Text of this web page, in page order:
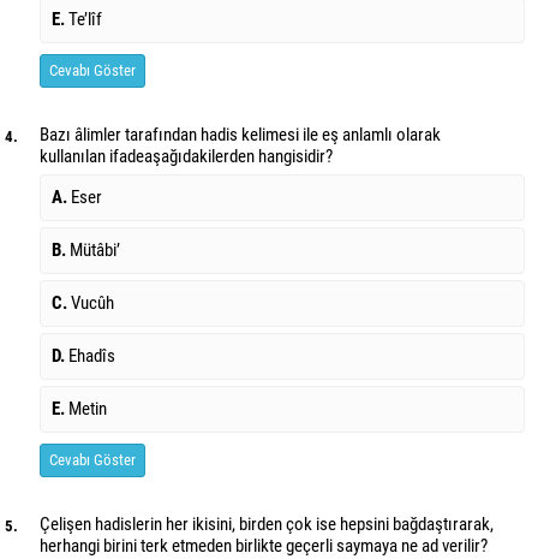
E.Te’lîf
Cevabı Göster
4.
Bazı âlimler tarafından hadis kelimesi ile eş anlamlı olarak
kullanılan ifadeaşağıdakilerden hangisidir?
A. Eser
B. Mütâbi’
C.Vucûh
D. Ehadîs
E. Metin
Cevabı Göster
5.
Çelişen hadislerin her ikisini, birden çok ise hepsini bağdaştırarak,
herhangi birini terk etmeden birlikte geçerli saymaya ne ad verilir?